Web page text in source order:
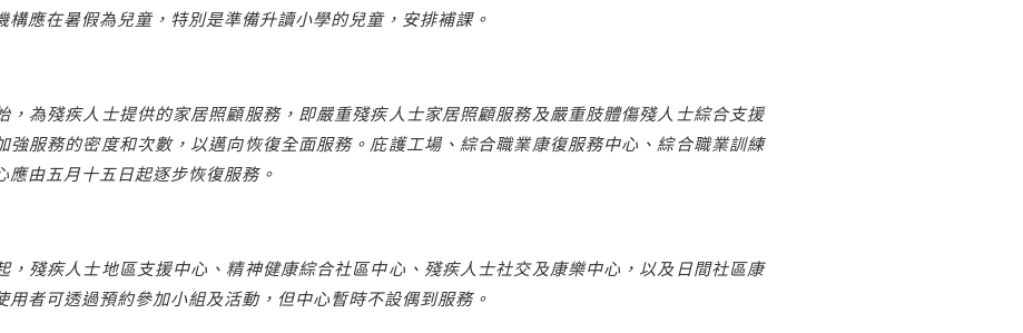
構應在暑假為兒童，特別是準備升讀小學的兒童，安排補課。
，為殘疾人士提供的家居照顧服務，即嚴重殘疾人士家居照顧服務及嚴重肢體傷殘人士綜合支援
強服務的密度和次數，以邁向恢復全面服務。庇護工場、綜合職業康復服務中心、綜合職業訓練
應由五月十五日起逐步恢復服務。
，殘疾人士地區支援中心、精神健康綜合社區中心、殘疾人士社交及康樂中心，以及日間社區康
用者可透過預約參加小組及活動，但中心暫時不設偶到服務。